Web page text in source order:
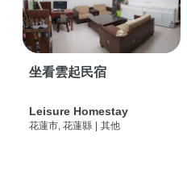
坐看雲起民宿
Leisure Homestay
花蓮市, 花蓮縣 其他